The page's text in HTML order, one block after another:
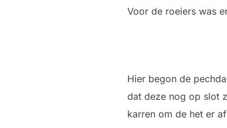
Voor de roeiers was
Hier begon de
dat deze nog op slot
karren om de het er